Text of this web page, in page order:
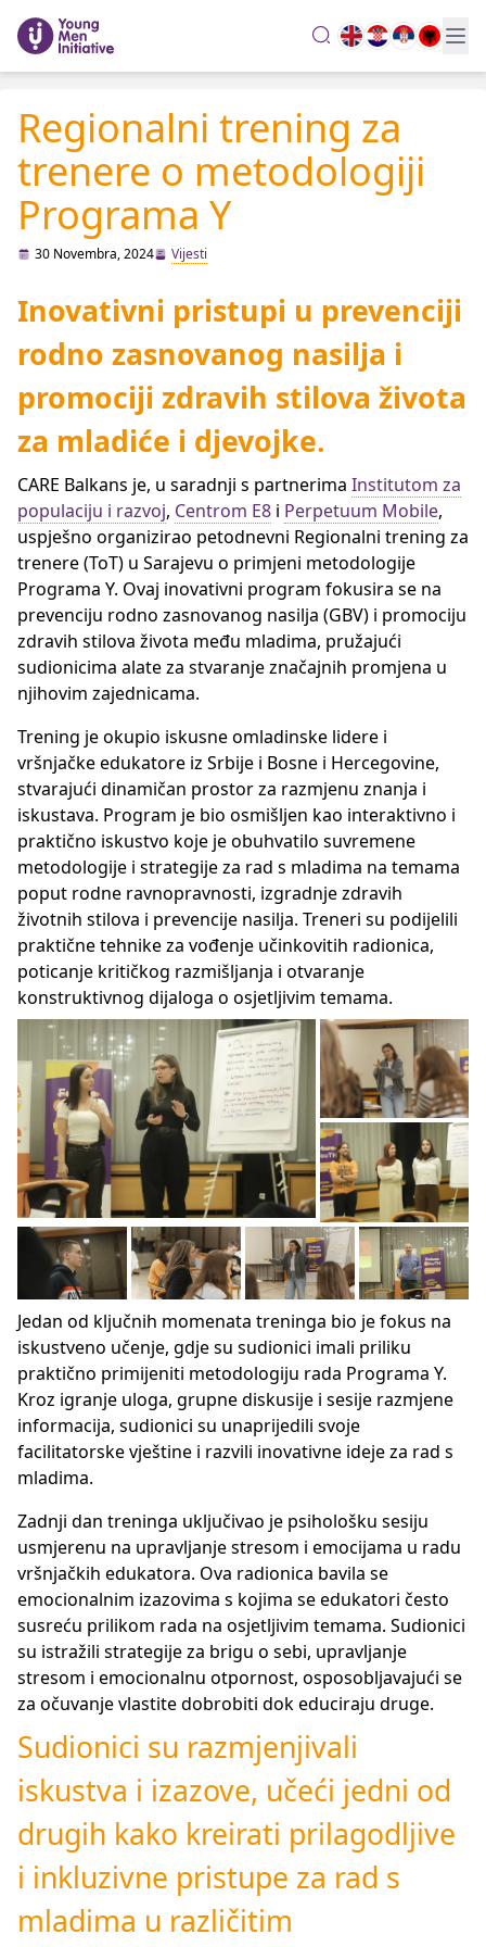
search
Regionalni trening za
trenere o metodologiji
Programa Y
30 Novembra, 2024 Vijesti
Inovativni pristupi u prevenciji
rodno zasnovanog nasilja i
promociji zdravih stilova života
za mladiće i djevojke.
CARE Balkans je, u saradnji s partnerima Institutom za
populaciju i razvoj, Centrom E8 i Perpetuum Mobile,
uspješno organizirao petodnevni Regionalni trening za
trenere (ToT) u Sarajevu o primjeni metodologije
Programa Y. Ovaj inovativni program fokusira se na
prevenciju rodno zasnovanog nasilja (GBV) i promociju
zdravih stilova života među mladima, pružajući
sudionicima alate za stvaranje značajnih promjena u
njihovim zajednicama.
Trening je okupio iskusne omladinske lidere i
vršnjačke edukatore iz Srbije i Bosne i Hercegovine,
stvarajući dinamičan prostor za razmjenu znanja i
iskustava. Program je bio osmišljen kao interaktivno i
praktično iskustvo koje je obuhvatilo suvremene
metodologije i strategije za rad s mladima na temama
poput rodne ravnopravnosti, izgradnje zdravih
životnih stilova i prevencije nasilja. Treneri su podijelili
praktične tehnike za vođenje učinkovitih radionica,
poticanje kritičkog razmišljanja i otvaranje
konstruktivnog dijaloga o osjetljivim temama.
Jedan od ključnih momenata treninga bio je fokus na
iskustveno učenje, gdje su sudionici imali priliku
praktično primijeniti metodologiju rada Programa Y.
Kroz igranje uloga, grupne diskusije i sesije razmjene
informacija, sudionici su unaprijedili svoje
facilitatorske vještine i razvili inovativne ideje za rad s
mladima.
Zadnji dan treninga uključivao je psihološku sesiju
usmjerenu na upravljanje stresom i emocijama u radu
vršnjačkih edukatora. Ova radionica bavila se
emocionalnim izazovima s kojima se edukatori često
susreću prilikom rada na osjetljivim temama. Sudionici
su istražili strategije za brigu o sebi, upravljanje
stresom i emocionalnu otpornost, osposobljavajući se
za očuvanje vlastite dobrobiti dok educiraju druge.
Sudionici su razmjenjivali
iskustva i izazove, učeći jedni od
drugih kako kreirati prilagodljive
i inkluzivne pristupe za rad s
mladima u različitim